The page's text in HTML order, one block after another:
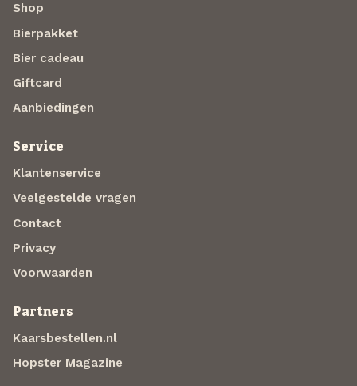
Shop
Bierpakket
Bier cadeau
Giftcard
Aanbiedingen
Service
Klantenservice
Veelgestelde vragen
Contact
Privacy
Voorwaarden
Partners
Kaarsbestellen.nl
Hopster Magazine